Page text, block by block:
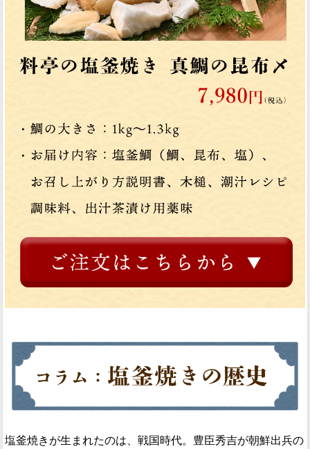
塩釜焼きが生まれたのは、戦国時代。豊臣秀吉が朝鮮出兵の